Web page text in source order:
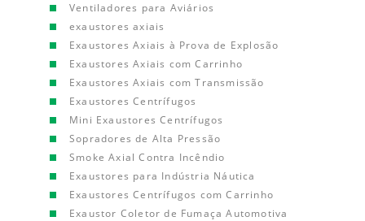
Ventiladores para Aviários
exaustores axiais
Exaustores Axiais à Prova de Explosão
Exaustores Axiais com Carrinho
Exaustores Axiais com Transmissão
Exaustores Centrífugos
Mini Exaustores Centrífugos
Sopradores de Alta Pressão
Smoke Axial Contra Incêndio
Exaustores para Indústria Náutica
Exaustores Centrífugos com Carrinho
Exaustor Coletor de Fumaça Automotiva